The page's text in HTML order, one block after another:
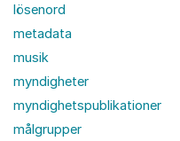
lösenord
metadata
musik
myndigheter
myndighetspublikationer
målgrupper